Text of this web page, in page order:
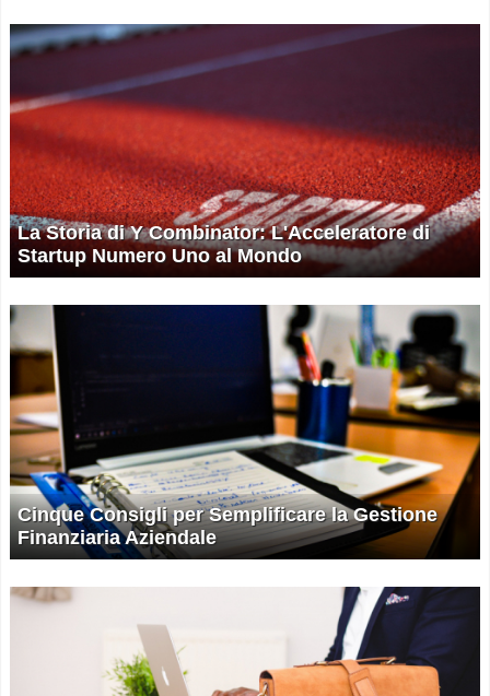
La Storia di Y Combinator: L'Acceleratore di
Startup Numero Uno al Mondo
Cinque Consigli per Semplificare la Gestione
Finanziaria Aziendale